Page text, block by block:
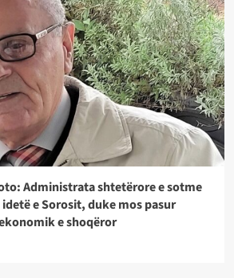
Administrata shtetërore e sotme
e Sorosit, duke mos pasur
e shoqëror